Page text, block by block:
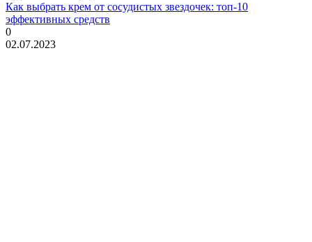
Как выбрать крем от сосудистых звездочек: топ-10
эффективных средств
0
02.07.2023